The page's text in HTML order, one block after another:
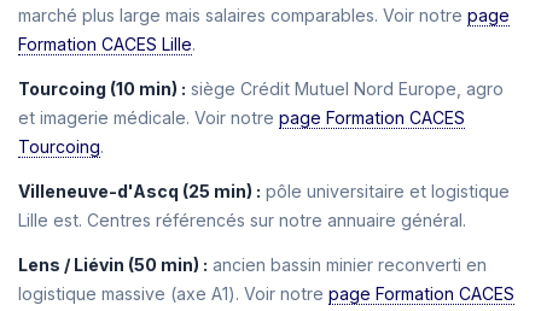
marché plus large mais salaires comparables. Voir notre page
Formation CACES Lille.
Tourcoing (10 min) : siège Crédit Mutuel Nord Europe, agro
et imagerie médicale. Voir notre page Formation CACES
Tourcoing.
Villeneuve-d'Ascq (25 min) : pôle universitaire et logistique
Lille est. Centres référencés sur notre annuaire général.
Lens / Liévin (50 min) : ancien bassin minier reconverti en
logistique massive (axe A1). Voir notre page Formation CACES